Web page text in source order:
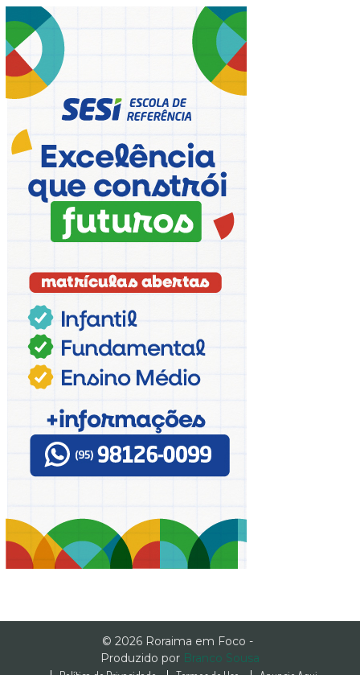
© 2026 Roraima em Foco -
Produzido por Branco Sousa